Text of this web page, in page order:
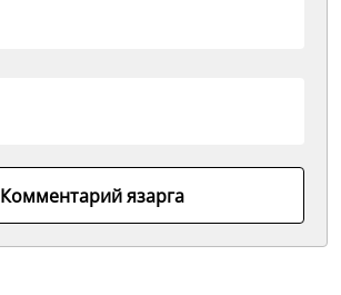
Комментарий язарга